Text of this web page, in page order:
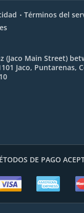
. Términos del
(Jaco Main Street)
Jaco, Puntarenas,
DE PAGO